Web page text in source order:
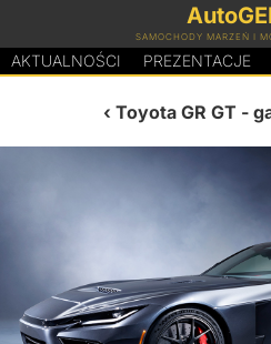
SAMOCHODY MARZEŃ I
AKTUALNOŚCI PREZENTACJE
Toyota GR GT -